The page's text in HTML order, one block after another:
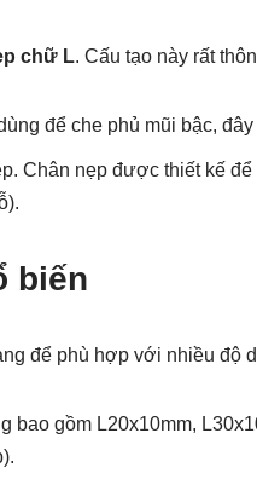
chữ L. Cấu tạo này rất
để che phủ mũi bậc,
Chân nẹp được thiết kế
biến
để phù hợp với nhiều độ
bao gồm L20x10mm,